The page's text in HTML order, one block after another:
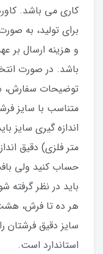
کاری می باشد.
برای تولید، به
و هزینه ارسال بر
باشد. در صورت
توضیحات سفارش،
متناسب با سایز
اندازه گیری سایز
متر فلزی) دقیق
حساب کنید ولی
باید در نظر گرفته
هر ده تا فرش،
سایز دقیق فرشتان
استاندارد است.